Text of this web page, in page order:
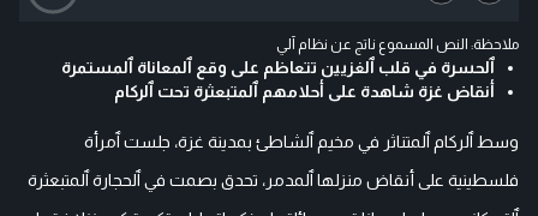
ملاحظة: النص المسموع ناتج عن نظام آلي
ٱلحسرة في قلب ٱلغزيين تتعاظم على وقع ٱلمعاناة ٱلمستمرة
أنقاض غزة شاهدة على أحلامهم ٱلمتبعثرة تحت ٱلركام
وسط ٱلركام ٱلمتناثر في مخيم ٱلشاطئ بمدينة غزة، جلست ٱمرأة
فلسطينية على أنقاض منزلها ٱلمدمر، تحدق بصمت في ٱلحجارة ٱلمتبعثرة